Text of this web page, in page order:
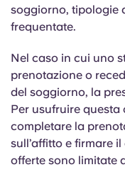
soggiorno, tipologie
frequentate.
Nel caso in cui uno
prenotazione o
del soggiorno, la
Per usufruire questa
completare la
sull’affitto e firmare
offerte sono limitate